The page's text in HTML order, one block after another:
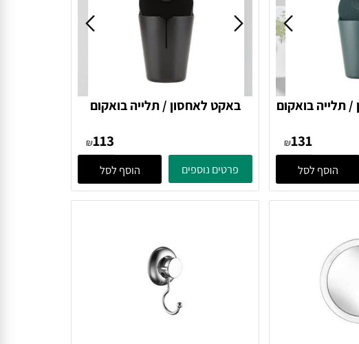
PUCK- ירוק קקטוס 371109 Zone
₪131
הוסף לסל
PUCK - שחור 371110 Zone
Denmark
113
פרטים נוספים הוסף לסל